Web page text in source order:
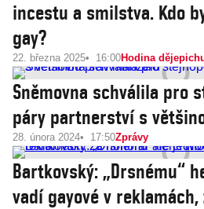
incestu a smilstva. Kdo
gay?
22. března 2025 16:00Hodina
Sněmovna schválila pro
páry partnerství s
28. února 2024 17:50Zprávy
Bartkovský: „Drsnému“
vadí gayové v